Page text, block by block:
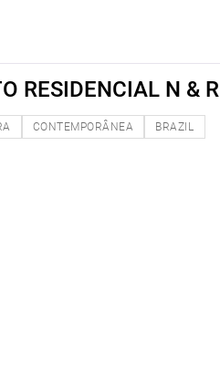
RESIDENCIAL N & R
CONTEMPORÂNEA BRAZIL